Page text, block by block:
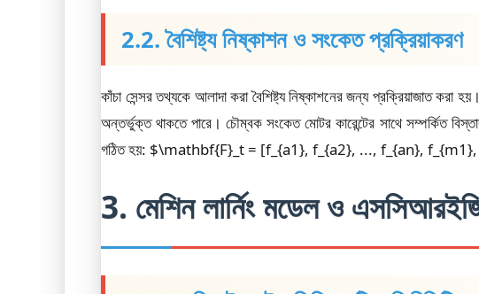
2.2. বৈশিষ্ট্য নিষ্কাশন ও সংকেত প্রক্রিয়াকরণ
কাঁচা সেন্সর তথ্যকে আলাদা করা বৈশিষ্ট্য নিষ্কাশনের জন্য প্রক্রিয়াজাত করা
অন্তর্ভুক্ত থাকতে পারে। চৌম্বক সংকেত মোটর কারেন্টের সাথে সম্পর্কিত
গঠিত হয়: $\mathbf{F}_t = [f_{a1}, f_{a2}, ..., f_{an}, f_{m1},
3. মেশিন লার্নিং মডেল ও